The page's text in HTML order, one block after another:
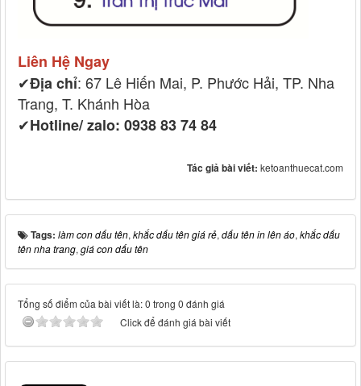
Liên Hệ Ngay
✔Địa chỉ: 67 Lê Hiến Mai, P. Phước Hải, TP. Nha
Trang, T. Khánh Hòa
✔Hotline/ zalo: 0938 83 74 84
Tác giả bài viết: ketoanthuecat.com
Tags: làm con dấu tên, khắc dấu tên giá rẻ, dấu tên in lên áo, khắc dấu
tên nha trang, giá con dấu tên
Tổng số điểm của bài viết là: 0 trong 0 đánh giá
Click để đánh giá bài viết